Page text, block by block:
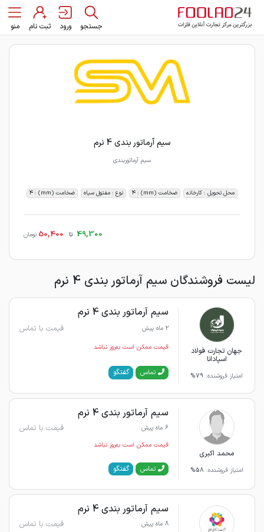
جستجو ورود ثبت نام منو
سیم آرماتور بندی 4 نرم
سیم آرماتوربندی
محل تحویل : کارخانه ضخامت (mm) : 4 نوع : مفتول سیاه ضخامت (mm) : 4
49,300 تا 50,400 تومان
لیست فروشندگان سیم آرماتور بندی 4 نرم
جهان تجارت فولاد
اسپادانا
امتیاز فروشنده: 79%
سیم آرماتور بندی 4 نرم
2 ماه پیش قیمت با تماس
قیمت ممکن است به‌روز نباشد
تماس گفتگو
محمد اکبری
امتیاز فروشنده: 58%
سیم آرماتور بندی 4 نرم
6 ماه پیش قیمت با تماس
قیمت ممکن است به‌روز نباشد
تماس گفتگو
سیم آرماتور بندی 4 نرم
8 ماه پیش قیمت با تماس